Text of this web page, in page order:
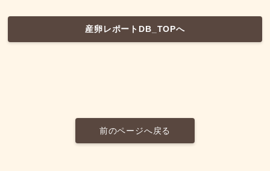
産卵レポートDB_TOPへ
前のページへ戻る